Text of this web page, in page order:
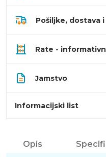
Pošiljke, dostava
Rate -
Jamstvo
Informacijski list
Opis